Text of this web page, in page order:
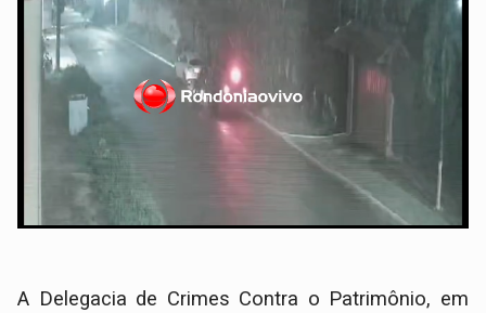
A Delegacia de Crimes Contra o Patrimônio, em